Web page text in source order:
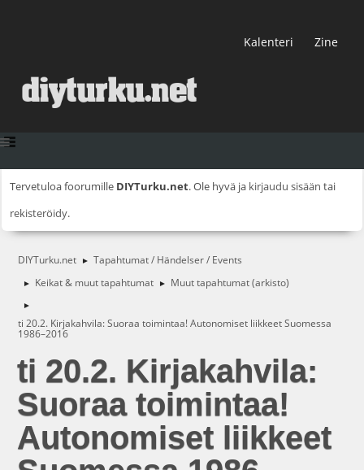
Kalenteri Zine
Tervetuloa foorumille DIYTurku.net. Ole hyvä ja kirjaudu sisään tai
rekisteröidy.
DIYTurku.net ► Tapahtumat / Händelser / Events
► Keikat & muut tapahtumat ► Muut tapahtumat (arkisto)
►
ti 20.2. Kirjakahvila: Suoraa toimintaa! Autonomiset liikkeet Suomessa
1986–2016
ti 20.2. Kirjakahvila:
Suoraa toimintaa!
Autonomiset liikkeet